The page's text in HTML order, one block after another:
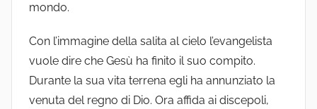
mondo.
Con l’immagine della salita al cielo l’evangelista
vuole dire che Gesù ha finito il suo compito.
Durante la sua vita terrena egli ha annunziato la
venuta del regno di Dio. Ora affida ai discepoli,